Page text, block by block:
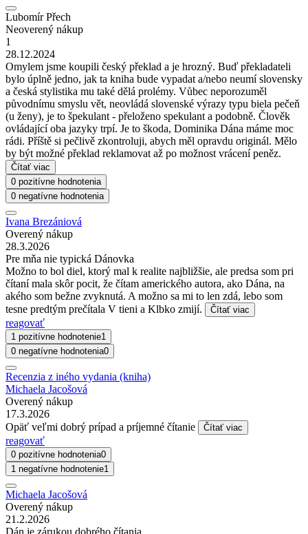
Lubomír Přech
Neoverený nákup
1
28.12.2024
Omylem jsme koupili český překlad a je hrozný. Buď překladateli
bylo úplně jedno, jak ta kniha bude vypadat a/nebo neumí slovensky
a česká stylistika mu také dělá prolémy. Vůbec neporozuměl
původnímu smyslu vět, neovládá slovenské výrazy typu biela pečeň
(u ženy), je to špekulant - přeloženo spekulant a podobně. Člověk
ovládající oba jazyky trpí. Je to škoda, Dominika Dána máme moc
rádi. Příště si pečlivě zkontroluji, abych měl opravdu originál. Mělo
by být možné překlad reklamovat až po možnost vrácení peněz.
Čítať viac
0 pozitívne hodnotenia
0 negatívne hodnotenia
Ivana Brezániová
Overený nákup
28.3.2026
Pre mňa nie typická Dánovka
Možno to bol diel, ktorý mal k realite najbližšie, ale predsa som pri
čítaní mala skôr pocit, že čítam amerického autora, ako Dána, na
akého som bežne zvyknutá. A možno sa mi to len zdá, lebo som
tesne predtým prečítala V tieni a Klbko zmijí.
Čítať viac
reagovať
1 pozitívne hodnotenie1
0 negatívne hodnotenia0
Recenzia z iného vydania (kniha)
Michaela Jacošová
Overený nákup
17.3.2026
Opäť veľmi dobrý prípad a príjemné čítanie
Čítať viac
reagovať
0 pozitívne hodnotenia0
1 negatívne hodnotenie1
Michaela Jacošová
Overený nákup
21.2.2026